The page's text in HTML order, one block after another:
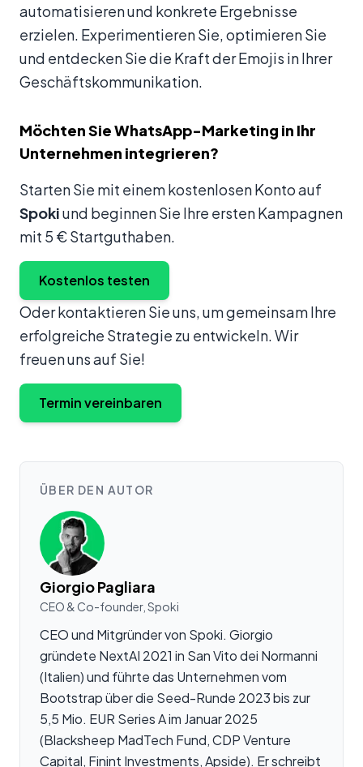
automatisieren und konkrete Ergebnisse
erzielen. Experimentieren Sie, optimieren Sie
und entdecken Sie die Kraft der Emojis in Ihrer
Geschäftskommunikation.
Möchten Sie WhatsApp-Marketing in Ihr
Unternehmen integrieren?
Starten Sie mit einem kostenlosen Konto auf
Spokiund beginnen Sie Ihre ersten Kampagnen
mit 5 € Startguthaben.
Kostenlos testen
Oder kontaktieren Sie uns, um gemeinsam Ihre
erfolgreiche Strategie zu entwickeln. Wir
freuen uns auf Sie!
Termin vereinbaren
ÜBER DEN AUTOR
Giorgio Pagliara
CEO & Co-founder, Spoki
CEO und Mitgründer von Spoki. Giorgio
gründete NextAI 2021 in San Vito dei Normanni
(Italien) und führte das Unternehmen vom
Bootstrap über die Seed-Runde 2023 bis zur
5,5 Mio. EUR Series A im Januar 2025
(Blacksheep MadTech Fund, CDP Venture
Capital, Finint Investments, Apside). Er schreibt